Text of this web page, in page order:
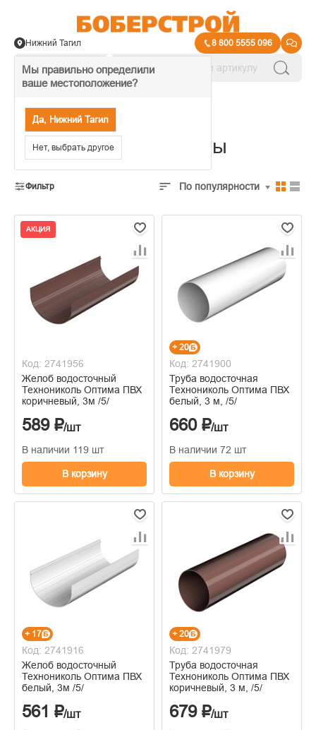
Мы правильно определили
ваше местоположение?
Да, Нижний Тагил
Нет, выбрать другое
Нижний Тагил 8 800 5555 096
Водосточные системы
Фильтр По популярности
АКЦИЯ
Код: 2741956
Желоб водосточный
Технониколь Оптима ПВХ
коричневый, 3м /5/
589 ₽/шт
В наличии 119 шт
В корзину
+ 20
Код: 2741900
Труба водосточная
Технониколь Оптима ПВХ
белый, 3 м, /5/
660 ₽/шт
В наличии 72 шт
В корзину
+ 17
Код: 2741916
Желоб водосточный
Технониколь Оптима ПВХ
белый, 3м /5/
561 ₽/шт
+ 20
Код: 2741979
Труба водосточная
Технониколь Оптима ПВХ
коричневый, 3 м, /5/
679 ₽/шт